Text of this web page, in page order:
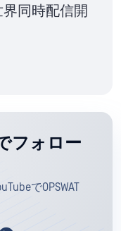
同時配信開
フォロー
でOPSWAT